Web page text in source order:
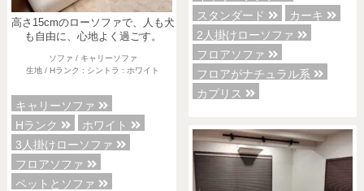
高さ15cmのローソファで、人も犬
も自由に、心地よく過ごす。
ソファ / キャリーソファ
生地 / Hランク : シントラ : ホワイト
キャリーソファ
Hランク
ホワイト
3人掛けローソファ
フロアソファ
ペットとソファ
スタンダード
カーキ
2人掛けローソファ
フロアソファ
フロアがナチュラル系
カプリス